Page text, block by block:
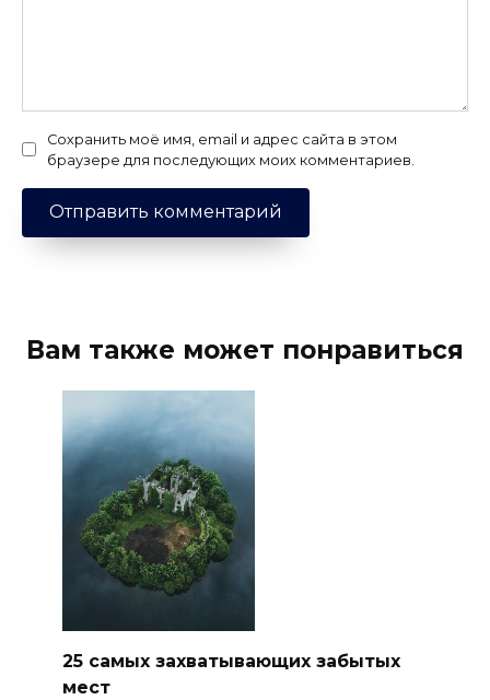
Сохранить моё имя, email и адрес сайта в этом
браузере для последующих моих комментариев.
Вам также может понравиться
25 самых захватывающих забытых
мест